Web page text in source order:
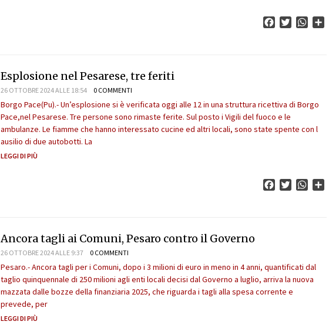
FacebookTwitter
Esplosione nel Pesarese, tre feriti
26 OTTOBRE 2024 ALLE 18:54 0 COMMENTI
Borgo Pace(Pu).- Un’esplosione si è verificata oggi alle 12 in una struttura ricettiva di Borgo
Pace,nel Pesarese. Tre persone sono rimaste ferite. Sul posto i Vigili del fuoco e le
ambulanze. Le fiamme che hanno interessato cucine ed altri locali, sono state spente con l
ausilio di due autobotti. La
LEGGI DI PIÙ
FacebookTwitter
Ancora tagli ai Comuni, Pesaro contro il Governo
26 OTTOBRE 2024 ALLE 9:37 0 COMMENTI
Pesaro.- Ancora tagli per i Comuni, dopo i 3 milioni di euro in meno in 4 anni, quantificati dal
taglio quinquennale di 250 milioni agli enti locali decisi dal Governo a luglio, arriva la nuova
mazzata dalle bozze della finanziaria 2025, che riguarda i tagli alla spesa corrente e
prevede, per
LEGGI DI PIÙ